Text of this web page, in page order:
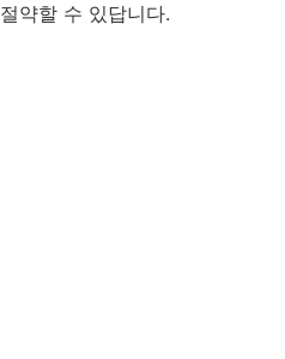
약할 수 있답니다.